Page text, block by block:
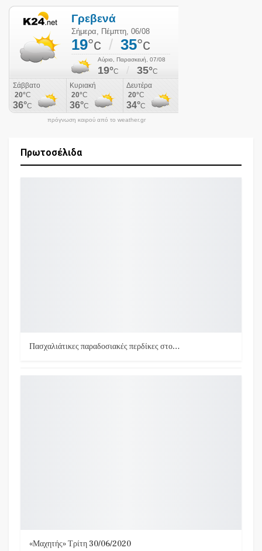
πρόγνωση καιρού από το weather.gr
Πρωτοσέλιδα
Πασχαλιάτικες παραδοσιακές περδίκες στο…
«Μαχητής» Τρίτη 30/06/2020